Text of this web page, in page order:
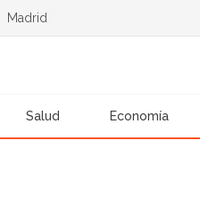
Madrid
Salud Economía